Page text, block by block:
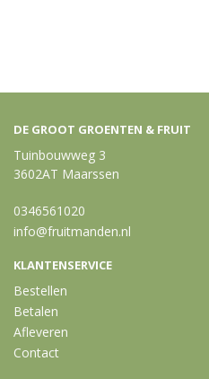
DE GROOT GROENTEN & FRUIT
Tuinbouwweg 3
3602AT Maarssen
0346561020
info@fruitmanden.nl
KLANTENSERVICE
Bestellen
Betalen
Afleveren
Contact